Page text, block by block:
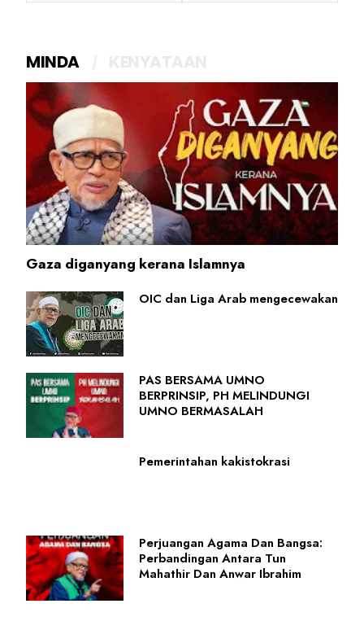
MINDA
Gaza diganyang kerana Islamnya
OIC dan Liga Arab mengecewakan
PAS BERSAMA UMNO
BERPRINSIP, PH MELINDUNGI
UMNO BERMASALAH
Pemerintahan kakistokrasi
Perjuangan Agama Dan Bangsa:
Perbandingan Antara Tun
Mahathir Dan Anwar Ibrahim